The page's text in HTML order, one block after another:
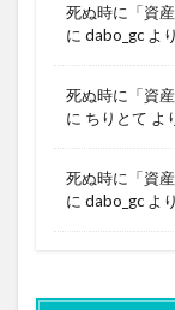
死ぬ時に「資
に dabo_gc より
死ぬ時に「資
に ちりとて よ
死ぬ時に「資
に dabo_gc より